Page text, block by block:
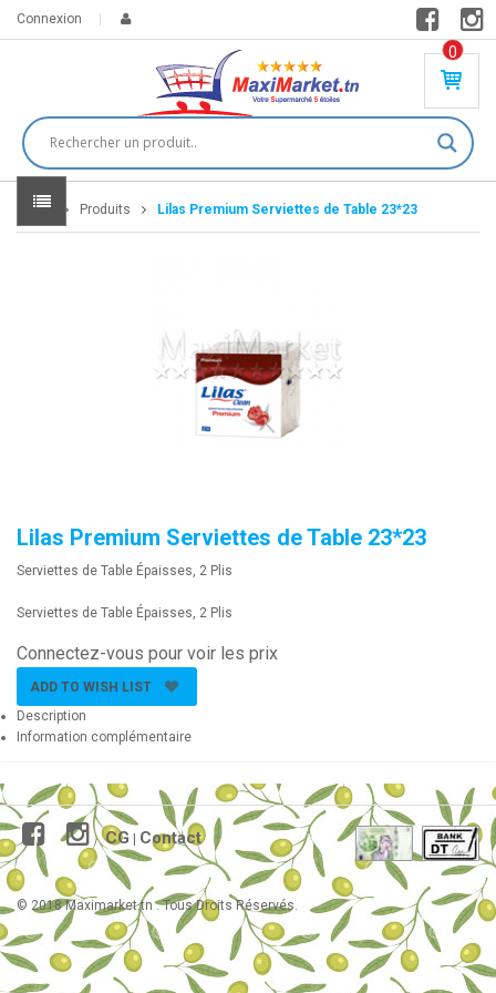
Connexion
0
PR
DU
IT(
S)
Home Produits Lilas Premium Serviettes de Table 23*23
Lilas Premium Serviettes de Table 23*23
Serviettes de Table Épaisses, 2 Plis
Serviettes de Table Épaisses, 2 Plis
Connectez-vous pour voir les prix
ADD TO WISH LIST
Description
Information complémentaire
CG Contact
© 2018 Maximarket.tn . Tous Droits Réservés.